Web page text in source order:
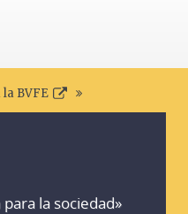
BVFE
la sociedad»